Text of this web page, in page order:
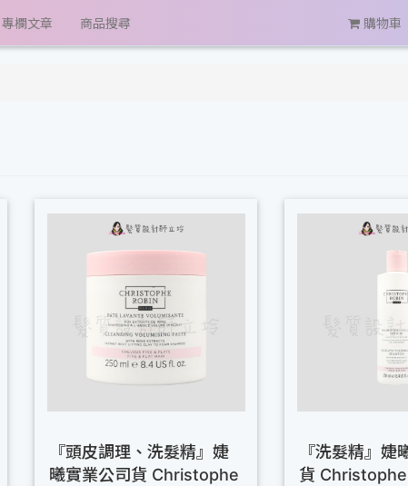
專欄文章 商品搜尋 購物車
『頭皮調理、洗髮精』婕
曦實業公司貨 Christophe
『洗髮精』婕
貨